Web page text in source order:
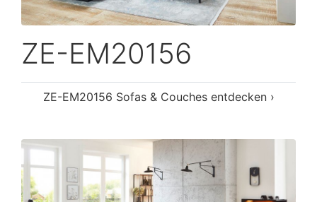
ZE-EM20156
ZE-EM20156 Sofas & Couches entdecken ›